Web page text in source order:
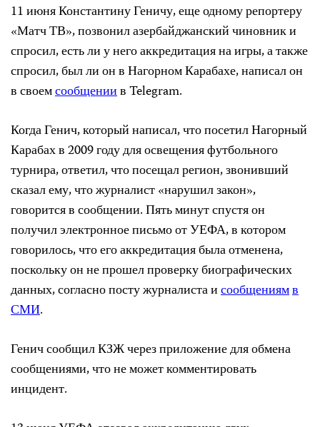
11 июня Константину Геничу, еще одному репортеру
«Матч ТВ», позвонил азербайджанский чиновник и
спросил, есть ли у него аккредитация на игры, а также
спросил, был ли он в Нагорном Карабахе, написал он
в своемсообщениив Telegram.
Когда Генич, который написал, что посетил Нагорный
Карабах в 2009 году для освещения футбольного
турнира, ответил, что посещал регион, звонивший
сказал ему, что журналист «нарушил закон»,
говорится в сообщении. Пять минут спустя он
получил электронное письмо от УЕФА, в котором
говорилось, что его аккредитация была отменена,
поскольку он не прошел проверку биографических
данных, согласно посту журналиста исообщениямв
СМИ.
Генич сообщил КЗЖ через приложение для обмена
сообщениями, что не может комментировать
инцидент.